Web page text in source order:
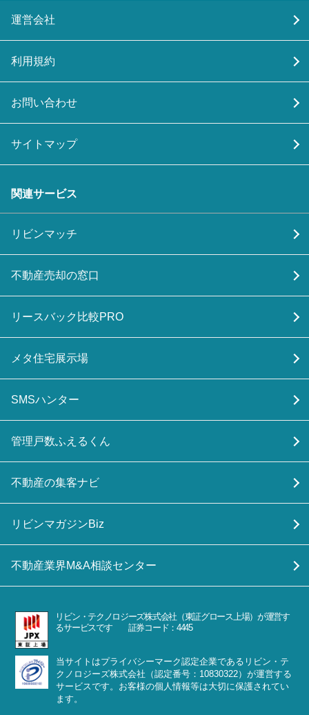
運営会社
利用規約
お問い合わせ
サイトマップ
関連サービス
リビンマッチ
不動産売却の窓口
リースバック比較PRO
メタ住宅展示場
SMSハンター
管理戸数ふえるくん
不動産の集客ナビ
リビンマガジンBiz
不動産業界M&A相談センター
リビン・テクノロジーズ株式会社（東証グロース上場）が運営す
るサービスです 証券コード：4445
当サイトはプライバシーマーク認定企業であるリビン・テ
クノロジーズ株式会社（認定番号：10830322）が運営する
サービスです。お客様の個人情報等は大切に保護されてい
ます。